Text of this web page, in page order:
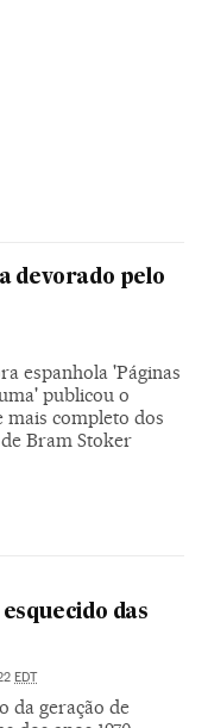
devorado pelo
espanhola 'Páginas
publicou o
mais completo dos
Bram Stoker
das
EDT
da geração de